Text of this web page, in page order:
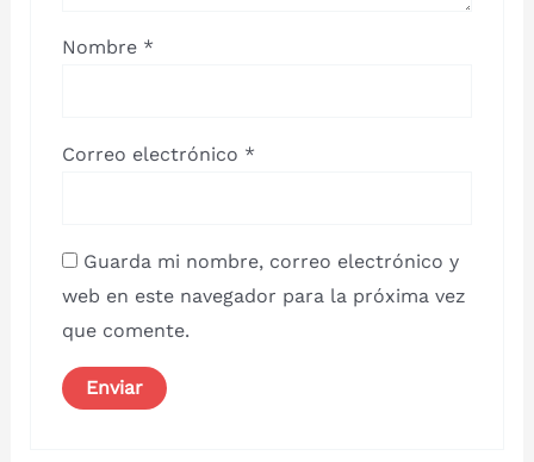
Nombre *
Correo electrónico *
Guarda mi nombre, correo electrónico y
web en este navegador para la próxima vez
que comente.